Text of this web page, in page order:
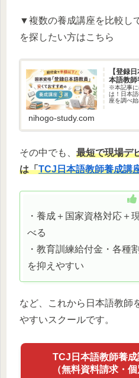
▼複数の養成講座を比較し
を探したい方はこちら
【登録
本語教
※本記事に
は！日本
座を調べ
制度を使
nihogo-study.com
その中でも、 最短で現場デ
は「TCJ日本語教師養成講
・養成＋国家資格対応＋
べる
・教育訓練給付金・各種
を抑えやすい
など、これから日本語教師
やすいスクールです。
TCJ日本語教師養
（無料資料請求・